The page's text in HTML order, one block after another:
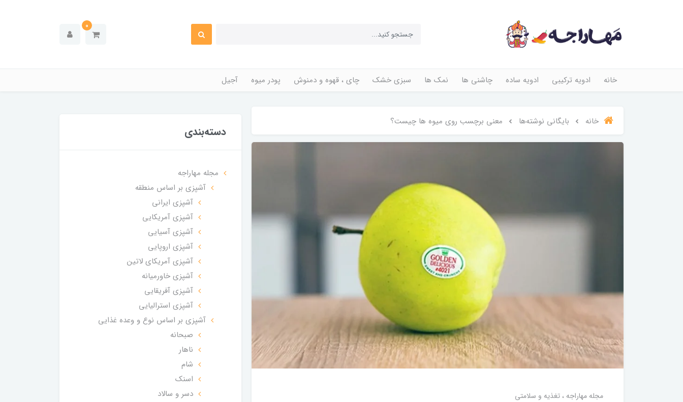
0
خانه ادویه ترکیبی ادویه ساده چاشنی ها نمک ها سبزی خشک چای ، قهوه و دمنوش پودر میوه آجیل
خانه بایگانی نوشته‌ها معنی برچسب روی میوه ها چیست؟
مجله مهاراجه تغذیه و سلامتی
دسته‌بندی
مجله مهاراجه
آشپزی بر اساس منطقه
آشپزی ایرانی
آشپزی آمریکایی
آشپزی آسیایی
آشپزی اروپایی
آشپزی آمریکای لاتین
آشپزی خاورمیانه
آشپزی آفریقایی
آشپزی استرالیایی
آشپزی بر اساس نوع و وعده غذایی
صبحانه
ناهار
شام
اسنک
دسر و سالاد